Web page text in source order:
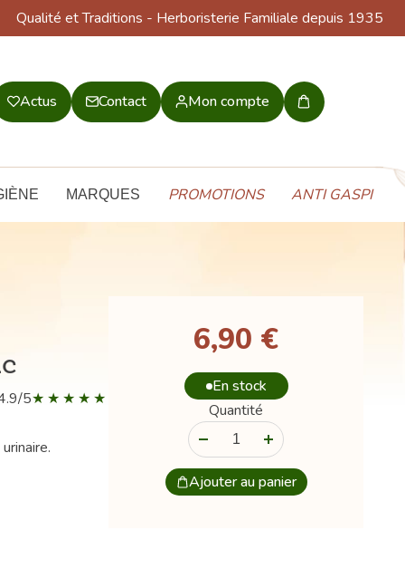
Qualité et Traditions - Herboristerie Familiale depuis 1935
Actus Contact Mon compte
Mon
MARQUES PROMOTIONS ANTI GASPI
5
6,90 €
En stock
Quantité
Ajouter au panier